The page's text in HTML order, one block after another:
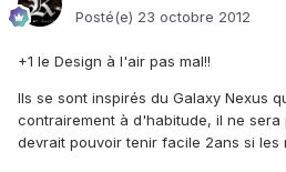
Posté(e) 23 octobre 2012
+1 le Design à l'air pas mal!!
Ils se sont inspirés du Galaxy Nexus
contrairement à d'habitude, il ne sera
devrait pouvoir tenir facile 2ans si les